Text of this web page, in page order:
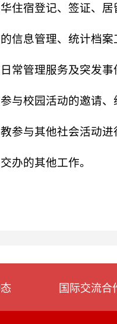
住宿登记、签证、居
信息管理、统计档案
常管理服务及突发事
与校园活动的邀请、
参与其他社会活动进
办的其他工作。
国际交流合